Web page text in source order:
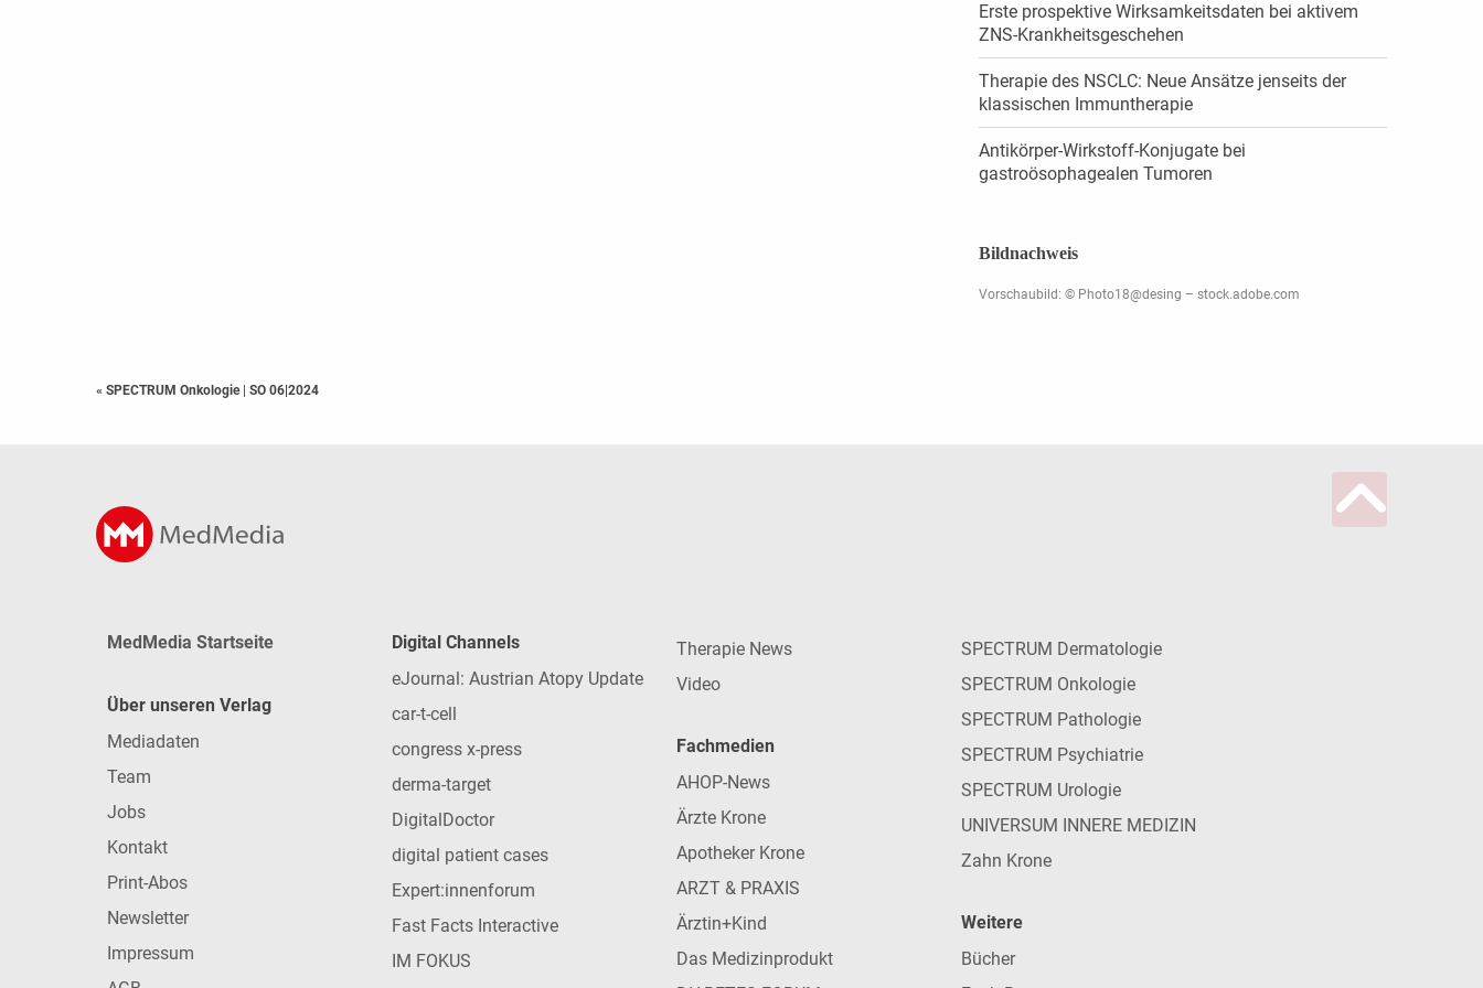
Erste prospektive Wirksamkeitsdaten bei aktivem
ZNS-Krankheitsgeschehen
Therapie des NSCLC: Neue Ansätze jenseits der
klassischen Immuntherapie
Antikörper-Wirkstoff-Konjugate bei
gastroösophagealen Tumoren
Bildnachweis
Vorschaubild: © Photo18@desing – stock.adobe.com
« SPECTRUM Onkologie | SO 06|2024
MedMedia Startseite
Über unseren Verlag
Mediadaten
Team
Jobs
Kontakt
Print-Abos
Newsletter
Impressum
Digital Channels
eJournal: Austrian Atopy Update
car-t-cell
congress x-press
derma-target
DigitalDoctor
digital patient cases
Expert:innenforum
Fast Facts Interactive
IM FOKUS
Therapie News
Video
Fachmedien
AHOP-News
Ärzte Krone
Apotheker Krone
ARZT & PRAXIS
Ärztin+Kind
Das Medizinprodukt
SPECTRUM Dermatologie
SPECTRUM Onkologie
SPECTRUM Pathologie
SPECTRUM Psychiatrie
SPECTRUM Urologie
UNIVERSUM INNERE MEDIZIN
Zahn Krone
Weitere
Bücher